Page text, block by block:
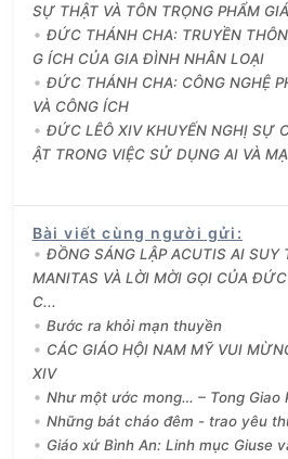
SỰ THẬT VÀ TÔN TRỌNG PHẨM
ĐỨC THÁNH CHA: TRUYỀN
G ÍCH CỦA GIA ĐÌNH NHÂN LOẠI
ĐỨC THÁNH CHA: CÔNG NGHỆ
VÀ CÔNG ÍCH
ĐỨC LÊÔ XIV KHUYẾN NGHỊ SỰ
ẬT TRONG VIỆC SỬ DỤNG AI VÀ
Bài viết cùng người gửi :
ĐỒNG SÁNG LẬP ACUTIS AI SUY
MANITAS VÀ LỜI MỜI GỌI CỦA
C...
Bước ra khỏi mạn thuyền
CÁC GIÁO HỘI NAM MỸ VUI
XIV
Như một ước mong… – Tong Giao
Những bát cháo đêm - trao yêu
Giáo xứ Bình An: Linh mục Giuse